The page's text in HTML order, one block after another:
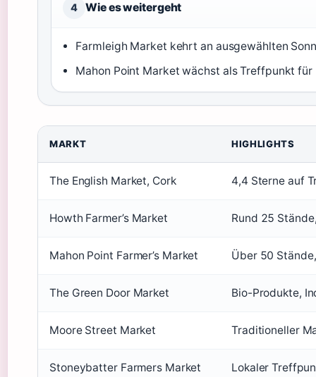
4 Wie es weitergeht
Farmleigh Market kehrt an ausgewählten
Mahon Point Market wächst als Treffpunkt für
MARKT HIGHLIGHTS
The English Market, Cork 4,4 Sterne auf
Howth Farmer’s Market Rund 25
Mahon Point Farmer’s Market Über 50
The Green Door Market Bio-Produkte,
Moore Street Market Traditioneller
Stoneybatter Farmers Market Lokaler